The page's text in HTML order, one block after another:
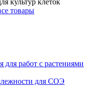
культур клеток
товары
для работ с растениями
для СОЭ